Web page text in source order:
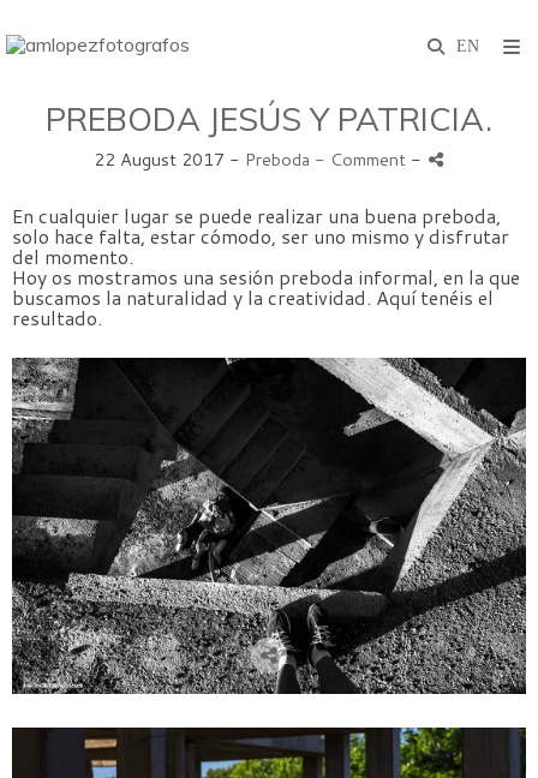
PREBODA JESÚS Y PATRICIA.
22 August 2017 - Preboda - Comment -
En cualquier lugar se puede realizar una buena preboda,
solo hace falta, estar cómodo, ser uno mismo y disfrutar
del momento.
Hoy os mostramos una sesión preboda informal, en la que
buscamos la naturalidad y la creatividad. Aquí tenéis el
resultado.